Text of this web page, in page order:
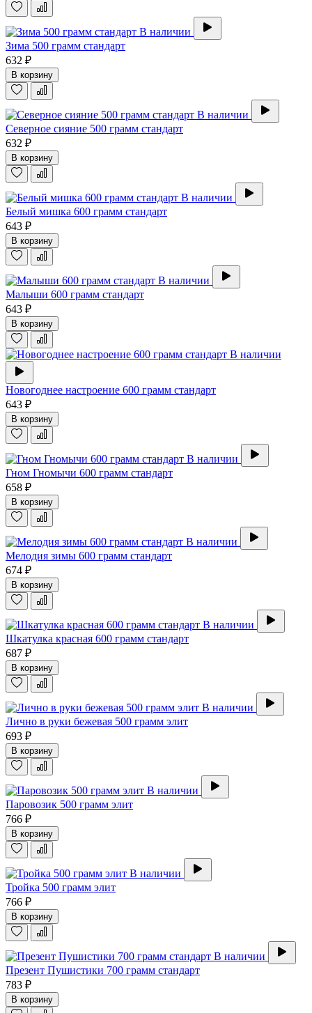
В наличии
Зима 500 грамм стандарт
632 ₽
В корзину
В наличии
Северное сияние 500 грамм стандарт
632 ₽
В корзину
В наличии
Белый мишка 600 грамм стандарт
643 ₽
В корзину
В наличии
Малыши 600 грамм стандарт
643 ₽
В корзину
В наличии
Новогоднее настроение 600 грамм стандарт
643 ₽
В корзину
В наличии
Гном Гномычи 600 грамм стандарт
658 ₽
В корзину
В наличии
Мелодия зимы 600 грамм стандарт
674 ₽
В корзину
В наличии
Шкатулка красная 600 грамм стандарт
687 ₽
В корзину
В наличии
Лично в руки бежевая 500 грамм элит
693 ₽
В корзину
В наличии
Паровозик 500 грамм элит
766 ₽
В корзину
В наличии
Тройка 500 грамм элит
766 ₽
В корзину
В наличии
Презент Пушистики 700 грамм стандарт
783 ₽
В корзину